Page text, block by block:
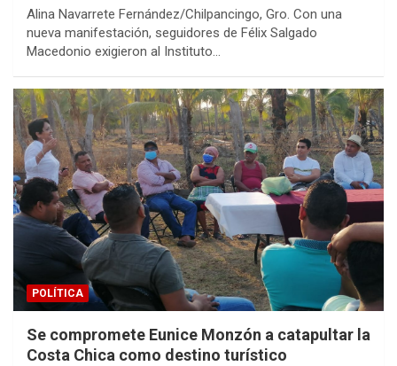
Alina Navarrete Fernández/Chilpancingo, Gro. Con una
nueva manifestación, seguidores de Félix Salgado
Macedonio exigieron al Instituto…
POLÍTICA
Se compromete Eunice Monzón a catapultar la
Costa Chica como destino turístico